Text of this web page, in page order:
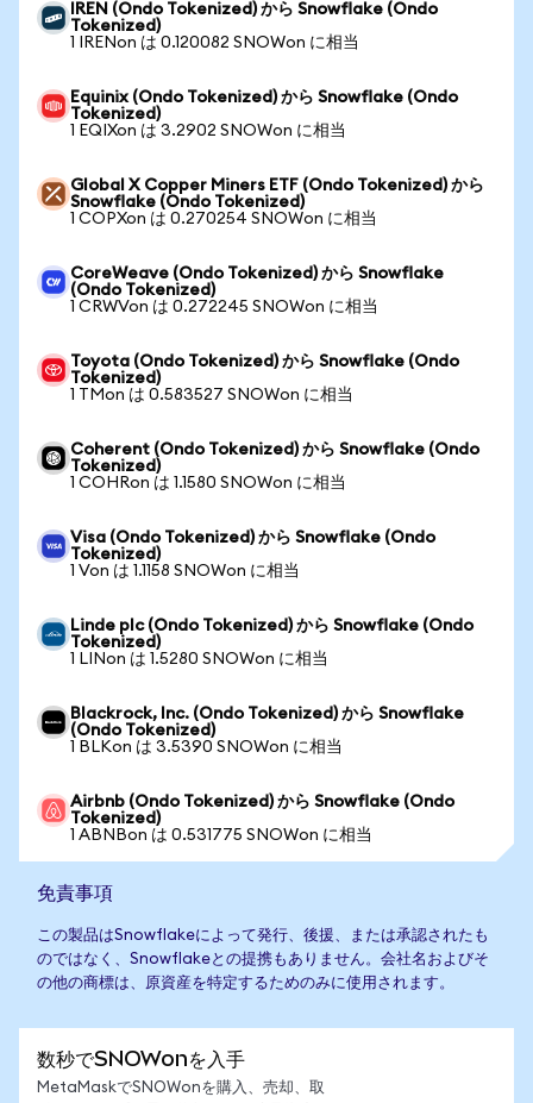
IREN (Ondo Tokenized) から Snowflake (Ondo
Tokenized)
1 IRENon は 0.120082 SNOWon に相当
Equinix (Ondo Tokenized) から Snowflake (Ondo
Tokenized)
1 EQIXon は 3.2902 SNOWon に相当
Global X Copper Miners ETF (Ondo Tokenized) から
Snowflake (Ondo Tokenized)
1 COPXon は 0.270254 SNOWon に相当
CoreWeave (Ondo Tokenized) から Snowflake
(Ondo Tokenized)
1 CRWVon は 0.272245 SNOWon に相当
Toyota (Ondo Tokenized) から Snowflake (Ondo
Tokenized)
1 TMon は 0.583527 SNOWon に相当
Coherent (Ondo Tokenized) から Snowflake (Ondo
Tokenized)
1 COHRon は 1.1580 SNOWon に相当
Visa (Ondo Tokenized) から Snowflake (Ondo
Tokenized)
1 Von は 1.1158 SNOWon に相当
Linde plc (Ondo Tokenized) から Snowflake (Ondo
Tokenized)
1 LINon は 1.5280 SNOWon に相当
Blackrock, Inc. (Ondo Tokenized) から Snowflake
(Ondo Tokenized)
1 BLKon は 3.5390 SNOWon に相当
Airbnb (Ondo Tokenized) から Snowflake (Ondo
Tokenized)
1 ABNBon は 0.531775 SNOWon に相当
免責事項
この製品はSnowflakeによって発行、後援、または承認されたも
のではなく、Snowflakeとの提携もありません。会社名およびそ
の他の商標は、原資産を特定するためのみに使用されます。
数秒でSNOWonを入手
MetaMaskでSNOWonを購入、売却、取